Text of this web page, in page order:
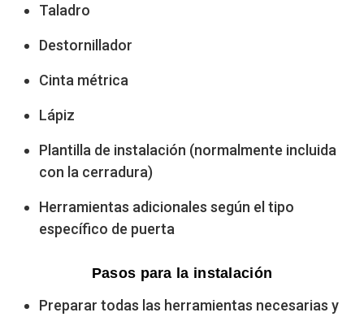
Taladro
Destornillador
Cinta métrica
Lápiz
Plantilla de instalación (normalmente incluida
con la cerradura)
Herramientas adicionales según el tipo
específico de puerta
Pasos para la instalación
Preparar todas las herramientas necesarias y